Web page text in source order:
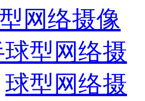
网络摄像
球型网络摄
球型网络摄